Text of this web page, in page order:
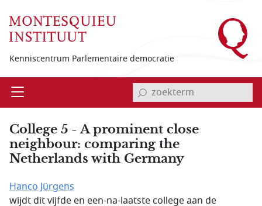
Kenniscentrum Parlementaire democratie
Open invoerveld zoekterm
College 5 - A prominent close
neighbour: comparing the
Netherlands with Germany
Hanco Jürgens
wijdt dit vijfde en een-na-laatste college aan de